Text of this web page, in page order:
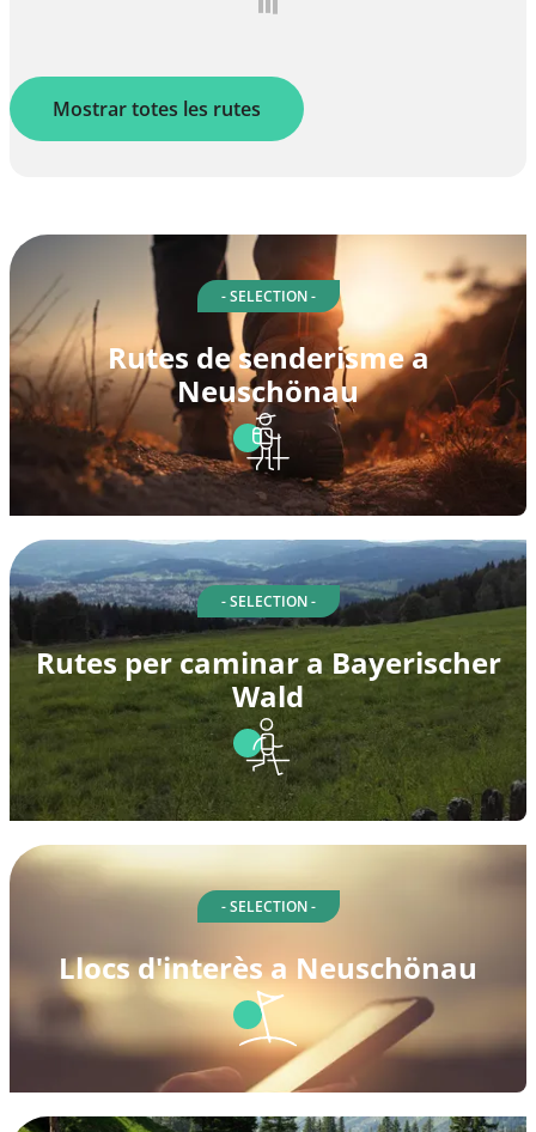
Mostrar totes les rutes
- SELECTION -
Rutes de senderisme a
Neuschönau
- SELECTION -
Rutes per caminar a Bayerischer
Wald
- SELECTION -
Llocs d'interès a Neuschönau